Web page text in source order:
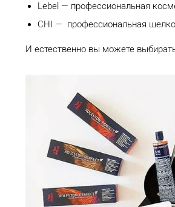
Lebel — профессиональная
CHI — профессиональная
И естественно вы можете